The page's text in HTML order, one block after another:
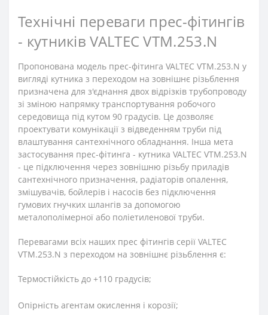
Технічні переваги прес-фітингів
- кутників VALTEC VTM.253.N
Пропонована модель прес-фітинга VALTEC VTM.253.N у
вигляді кутника з переходом на зовнішнє різьблення
призначена для з'єднання двох відрізків трубопроводу
зі зміною напрямку транспортування робочого
середовища під кутом 90 градусів. Це дозволяє
проектувати комунікації з відведенням труби під
влаштування сантехнічного обладнання. Інша мета
застосування прес-фітинга - кутника VALTEC VTM.253.N
- це підключення через зовнішню різьбу приладів
сантехнічного призначення, радіаторів опалення,
змішувачів, бойлерів і насосів без підключення
гумових гнучких шлангів за допомогою
металополімерної або поліетиленової труби.
Перевагами всіх наших прес фітингів серії VALTEC
VTM.253.N з переходом на зовнішнє різьблення є:
Термостійкість до +110 градусів;
Опірність агентам окислення і корозії;